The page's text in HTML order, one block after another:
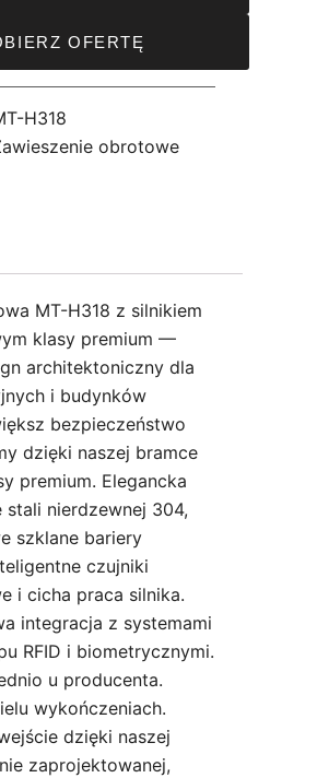
OFERTĘ
H318
obrotowe
MT-H318 z silnikiem
klasy premium —
architektoniczny dla
i budynków
bezpieczeństwo
dzięki naszej bramce
premium. Elegancka
stali nierdzewnej 304,
szklane bariery
czujniki
i cicha praca silnika.
integracja z systemami
RFID i biometrycznymi.
u producenta.
wykończeniach.
dzięki naszej
zaprojektowanej,